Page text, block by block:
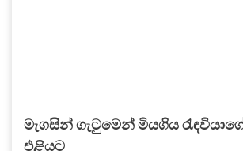
මැගසින් ගැටුමෙන් මියගිය
එළියට